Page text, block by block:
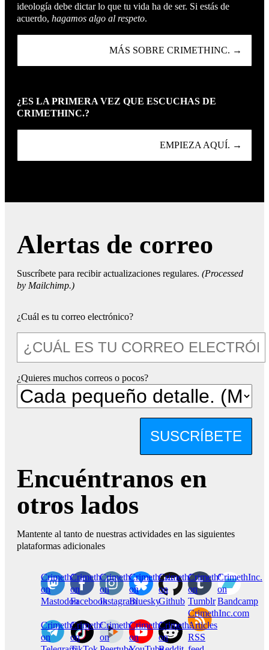
ideología debe dictar lo que tu vida ha de ser. Si estás de
acuerdo, hagamos algo al respeto.
MÁS SOBRE CRIMETHINC. →
¿ES LA PRIMERA VEZ QUE ESCUCHAS DE
CRIMETHINC.?
EMPIEZA AQUÍ. →
Alertas de correo
Suscríbete para recibir actualizaciones regulares. (Processed
by Mailchimp.)
¿Cuál es tu correo electrónico?
¿Quieres muchos correos o pocos?
SUSCRÍBETE
Encuéntranos en
otros lados
Mantente al tanto de nuestras actividades en las siguientes
plataformas adicionales
CrimethInc.
on
Mastodon
Crimethinc.
on
Facebook
Crimethinc.
on
Instagram
Crimethinc.
on
Bluesky
CrimethInc.
on
Github
CrimethInc.
on
Tumblr
CrimethInc.
on
Bandcamp
CrimethInc.
on
Crimethinc.
on
CrimethInc.
on
CrimethInc.
on
CrimethInc.
on
CrimethInc.com
Articles
RSS